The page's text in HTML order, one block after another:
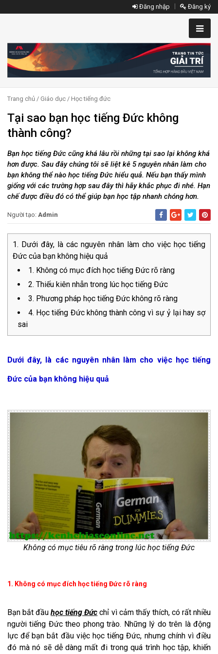
Đăng nhập Đăng ký
Trang chủ / Giáo dục / Học tiếng đức
Tại sao bạn học tiếng Đức không
thành công?
Bạn học tiếng Đức cũng khá lâu rồi những tại sao lại không khá
hơn được. Sau đây chúng tôi sẽ liệt kê 5 nguyên nhân làm cho
bạn không thể nào học tiếng Đức hiểu quả. Nếu bạn thấy mình
giống với các trường hợp sau đây thì hãy khắc phục đi nhé. Hạn
chế được điều đó có thể giúp bạn học tập nhanh chóng hơn.
Người tạo: Admin
Dưới đây, là các nguyên nhân làm cho việc học tiếng
Đức của bạn không hiệu quả
1. Không có mục đích học tiếng Đức rõ ràng
2. Thiếu kiên nhẫn trong lúc học tiếng Đức
3. Phương pháp học tiếng Đức không rõ ràng
4. Học tiếng Đức không thành công vì sự ỷ lại hay sợ
sai
Dưới đây, là các nguyên nhân làm cho việc học tiếng
Đức của bạn không hiệu quả
Không có mục tiêu rõ ràng trong lúc học tiếng Đức
1. Không có mục đích học tiếng Đức rõ ràng
Bạn bắt đầu học tiếng Đức chỉ vì cảm thấy thích, có rất nhiều
người tiếng Đức theo phong trào. Những lý do trên là động
lực để bạn bắt đầu việc học tiếng Đức, nhưng chính vì điều
đó mà nó sẽ dễ dàng mất đi trong quá trình học tập, khiến